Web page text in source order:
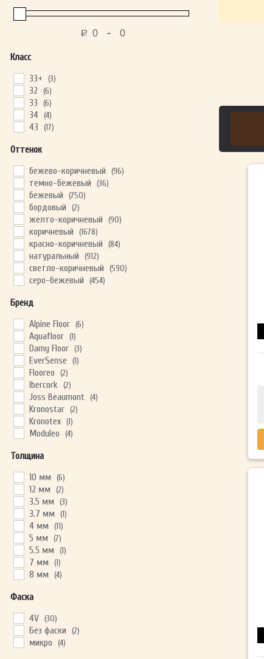
Р -
Класс
33+ (3)
32 (6)
33 (6)
34 (4)
43 (17)
Оттенок
бежево-коричневый (96)
темно-бежевый (36)
бежевый (750)
бордовый (2)
желто-коричневый (90)
коричневый (1678)
красно-коричневый (84)
натуральный (912)
светло-коричневый (590)
серо-бежевый (454)
серый
тёмный (56)
Бренд
Alpine Floor (6)
Aquafloor (1)
Damy Floor (3)
EverSense (1)
Flooreo (2)
Ibercork (2)
Joss Beaumont (4)
Kronostar (2)
Kronotex (1)
Moduleo (4)
Norland
Super Solid
Vinilam (1)
Толщина
10 мм (6)
12 мм (2)
3.5 мм (3)
3.7 мм (1)
4 мм (11)
5 мм (7)
5.5 мм (1)
7 мм (1)
8 мм (4)
Фаска
4V (30)
Без фаски (2)
микро (4)